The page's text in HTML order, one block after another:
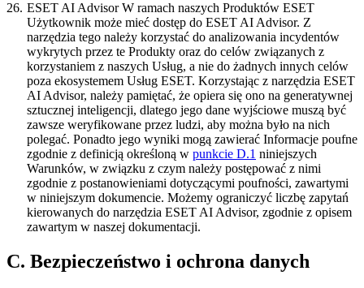
26. ESET AI AdvisorW ramach naszych Produktów ESET
Użytkownik może mieć dostęp do ESET AI Advisor. Z
narzędzia tego należy korzystać do analizowania incydentów
wykrytych przez te Produkty oraz do celów związanych z
korzystaniem z naszych Usług, a nie do żadnych innych celów
poza ekosystemem Usług ESET. Korzystając z narzędzia ESET
AI Advisor, należy pamiętać, że opiera się ono na generatywnej
sztucznej inteligencji, dlatego jego dane wyjściowe muszą być
zawsze weryfikowane przez ludzi, aby można było na nich
polegać. Ponadto jego wyniki mogą zawierać Informacje poufne
zgodnie z definicją określoną w punkcie D.1 niniejszych
Warunków, w związku z czym należy postępować z nimi
zgodnie z postanowieniami dotyczącymi poufności, zawartymi
w niniejszym dokumencie. Możemy ograniczyć liczbę zapytań
kierowanych do narzędzia ESET AI Advisor, zgodnie z opisem
zawartym w naszej dokumentacji.
C. Bezpieczeństwo i ochrona danych